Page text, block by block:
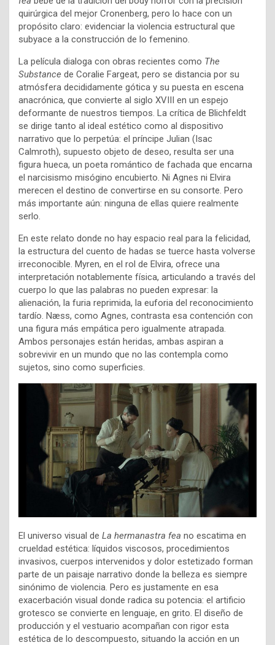
quirúrgica del mejor Cronenberg, pero lo hace con un
propósito claro: evidenciar la violencia estructural que
subyace a la construcción de lo femenino.
La película dialoga con obras recientes como The
Substance de Coralie Fargeat, pero se distancia por su
atmósfera decididamente gótica y su puesta en escena
anacrónica, que convierte al siglo XVIII en un espejo
deformante de nuestros tiempos. La crítica de Blichfeldt
se dirige tanto al ideal estético como al dispositivo
narrativo que lo perpetúa: el príncipe Julian (Isac
Calmroth), supuesto objeto de deseo, resulta ser una
figura hueca, un poeta romántico de fachada que encarna
el narcisismo misógino encubierto. Ni Agnes ni Elvira
merecen el destino de convertirse en su consorte. Pero
más importante aún: ninguna de ellas quiere realmente
serlo.
En este relato donde no hay espacio real para la felicidad,
la estructura del cuento de hadas se tuerce hasta volverse
irreconocible. Myren, en el rol de Elvira, ofrece una
interpretación notablemente física, articulando a través del
cuerpo lo que las palabras no pueden expresar: la
alienación, la furia reprimida, la euforia del reconocimiento
tardío. Næss, como Agnes, contrasta esa contención con
una figura más empática pero igualmente atrapada.
Ambos personajes están heridas, ambas aspiran a
sobrevivir en un mundo que no las contempla como
sujetos, sino como superficies.
El universo visual de La hermanastra fea no escatima en
crueldad estética: líquidos viscosos, procedimientos
invasivos, cuerpos intervenidos y dolor estetizado forman
parte de un paisaje narrativo donde la belleza es siempre
sinónimo de violencia. Pero es justamente en esa
exacerbación visual donde radica su potencia: el artificio
grotesco se convierte en lenguaje, en grito. El diseño de
producción y el vestuario acompañan con rigor esta
estética de lo descompuesto, situando la acción en un